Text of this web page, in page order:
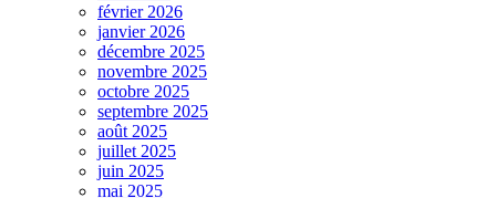
février 2026
janvier 2026
décembre 2025
novembre 2025
octobre 2025
septembre 2025
août 2025
juillet 2025
juin 2025
mai 2025